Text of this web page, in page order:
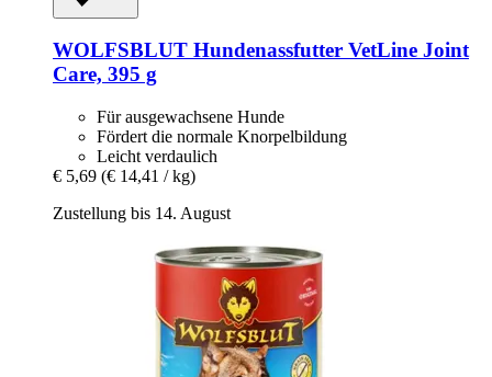
WOLFSBLUT Hundenassfutter VetLine Joint
Care, 395 g
Für ausgewachsene Hunde
Fördert die normale Knorpelbildung
Leicht verdaulich
€ 5,69 (€ 14,41 / kg)
Zustellung bis 14. August